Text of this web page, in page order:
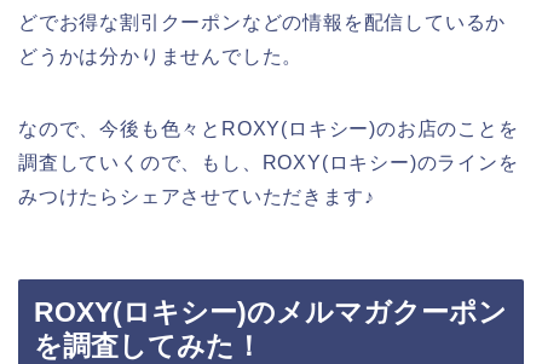
どでお得な割引クーポンなどの情報を配信しているか
どうかは分かりませんでした。
なので、今後も色々とROXY(ロキシー)のお店のことを
調査していくので、もし、ROXY(ロキシー)のラインを
みつけたらシェアさせていただきます♪
ROXY(ロキシー)のメルマガクーポン
を調査してみた！